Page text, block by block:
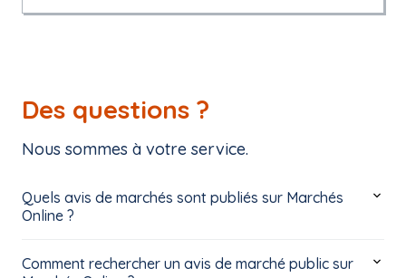
Des questions ?
Nous sommes à votre service.
Quels avis de marchés sont publiés sur Marchés
Online ?
Comment rechercher un avis de marché public sur